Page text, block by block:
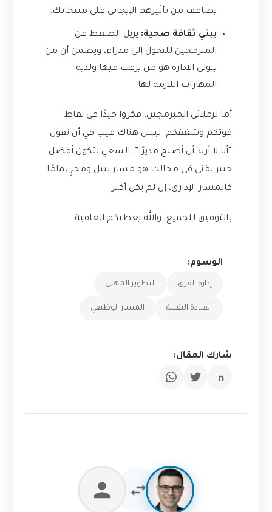
يضاعف من تأثيرهم الإيجابي على منتجاتك.
يبني ثقافة صحية: يزيل الضغط عن
المبرمجين للتحول إلى مدراء، ويضمن أن من
يتولى الإدارة هو من يرغب فيها ولديه
المهارات اللازمة لها.
أما لزملائي المبرمجين، فكروا جيدًا في نقاط
قوتكم وشغفكم. ليس هناك عيب في أن تقول
“أنا لا أريد أن أصبح مديرًا”. السعي لتكون أفضل
خبير تقني في مجالك هو مسار نبيل ومجزٍ تمامًا
كالمسار الإداري، إن لم يكن أكثر.
بالتوفيق للجميع، والله يعطيكم العافية.
الوسوم:
إدارة الفرق التطوير المهني
القيادة التقنية المسار الوظيفي
شارك المقال: